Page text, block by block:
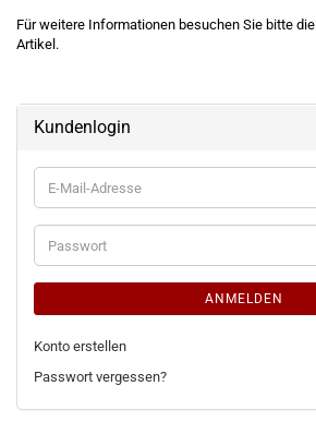
Für weitere Informationen besuchen Sie bitte die
Artikel.
Kundenlogin
E-
Mail-
Adresse
Passwort
ANMELDEN
Konto erstellen
Passwort vergessen?